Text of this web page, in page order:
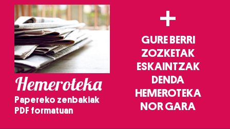
Hemeroteka
Papereko zenbakiak
PDF formatuan
+
GURE BERRI
ZOZKETAK
ESKAINTZAK
DENDA
HEMEROTEKA
NOR GARA